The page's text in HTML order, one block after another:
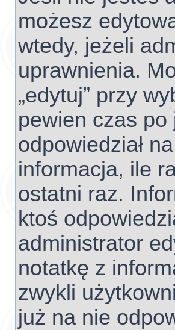
możesz
wtedy, jeżeli
uprawnienia.
„edytuj” przy
pewien czas
odpowiedział
informacja, ile
ostatni raz.
ktoś
administrator
notatkę z
zwykli
już na nie